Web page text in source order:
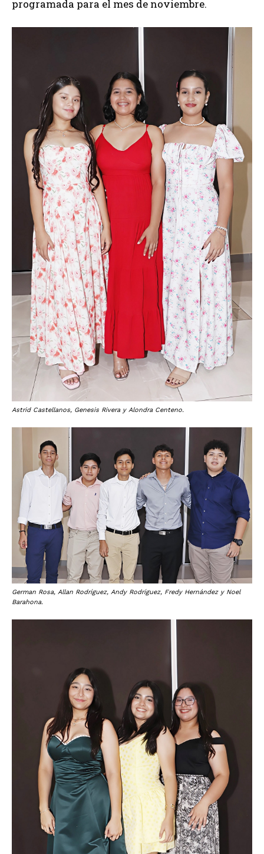
programada para el mes de noviembre.
Astrid Castellanos, Genesis Rivera y Alondra Centeno.
German Rosa, Allan Rodríguez, Andy Rodríguez, Fredy Hernández y Noel
Barahona.